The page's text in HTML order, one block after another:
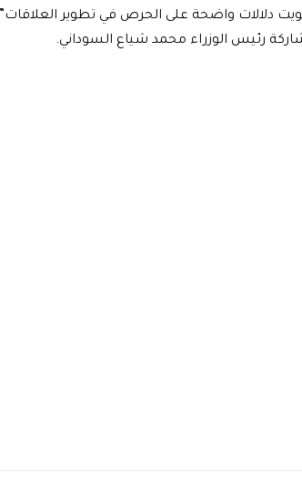
دلالات واضحة على الحرص في تطوير العلاقات”
رئيس الوزراء محمد شياع السوداني.